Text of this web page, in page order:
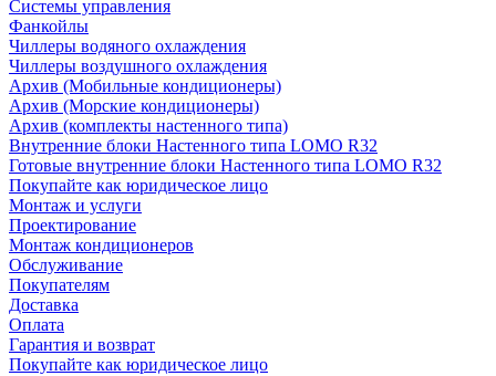
Системы управления
Фанкойлы
Чиллеры водяного охлаждения
Чиллеры воздушного охлаждения
Архив (Мобильные кондиционеры)
Архив (Морские кондиционеры)
Архив (комплекты настенного типа)
Внутренние блоки Настенного типа LOMO R32
Готовые внутренние блоки Настенного типа LOMO R32
Покупайте как юридическое лицо
Монтаж и услуги
Проектирование
Монтаж кондиционеров
Обслуживание
Покупателям
Доставка
Оплата
Гарантия и возврат
Покупайте как юридическое лицо